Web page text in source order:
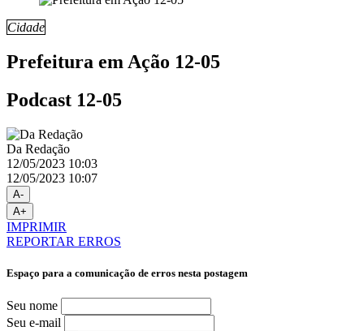
Cidade
Prefeitura em Ação 12-05
Podcast 12-05
Da Redação
12/05/2023 10:03
12/05/2023 10:07
A-
A+
IMPRIMIR
REPORTAR ERROS
Espaço para a comunicação de erros nesta postagem
Seu nome
Seu e-mail